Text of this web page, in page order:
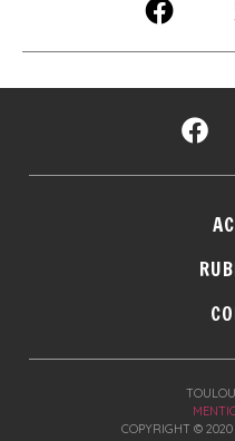
COPYRIGHT © 2020